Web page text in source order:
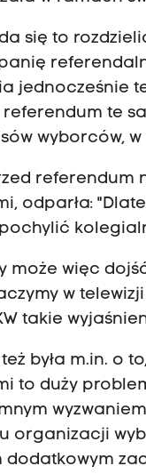
się to
jednocześnie
te
wyborców,
referendum
odparła:
może więc
w
takie
była m.in. o
to duży
organizacji